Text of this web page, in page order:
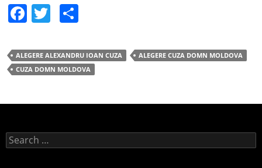
F
c
e
o
k
T
itt
er
ar
e
ALEGERE ALEXANDRU IOAN CUZA
ALEGERE CUZA DOMN MOLDOVA
CUZA DOMN MOLDOVA
Search for: